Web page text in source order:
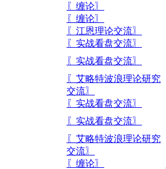
〖缠论〗
〖缠论〗
〖江恩理论交流〗
〖实战看盘交流〗
〖实战看盘交流〗
〖艾略特波浪理论研究
交流〗
〖实战看盘交流〗
〖实战看盘交流〗
〖艾略特波浪理论研究
交流〗
〖缠论〗